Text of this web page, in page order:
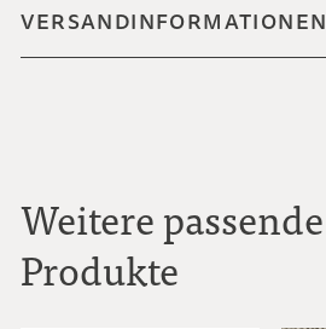
VERSANDINFORMATIONEN
Weitere passende
Produkte